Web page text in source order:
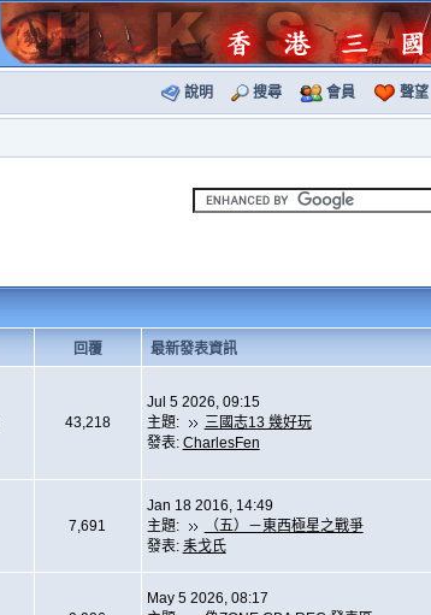
說明 搜尋 會員 聲望
回覆 最新發表資訊
43,218
Jul 5 2026, 09:15
主題:
三國志13 幾好玩
發表: CharlesFen
7,691
Jan 18 2016, 14:49
主題:
（五）－東西極星之戰爭
發表: 耒戈氏
May 5 2026, 08:17